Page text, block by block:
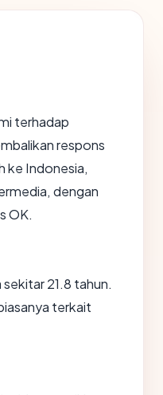
terhadap
respons
ke Indonesia,
dengan
OK.
21.8 tahun.
terkait